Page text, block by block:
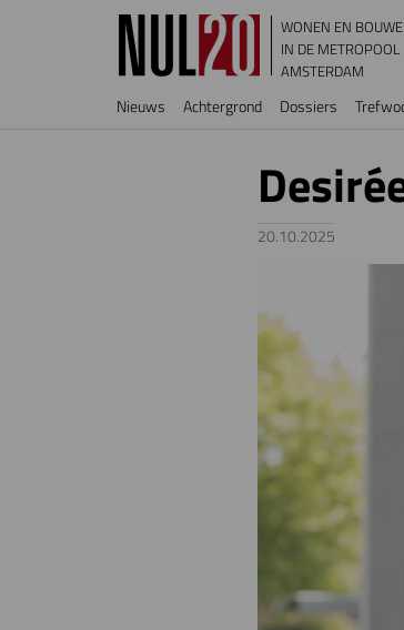
Overslaan en naar de inhoud gaan
WONEN EN
IN DE METROPOOL
AMSTERDAM
Hoofdnavigatie
Nieuws Achtergrond Dossiers
20.10.2025